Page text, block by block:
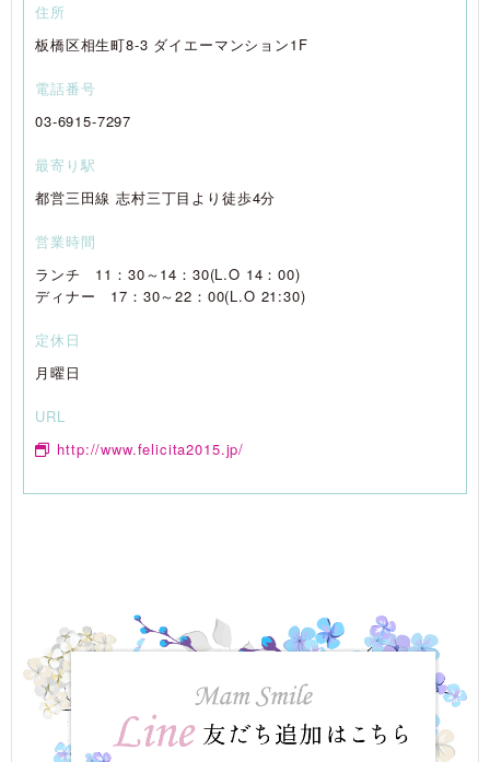
住所
板橋区相生町8-3 ダイエーマンション1F
電話番号
03-6915-7297
最寄り駅
都営三田線 志村三丁目より徒歩4分
営業時間
ランチ 11：30～14：30(L.O 14：00)
ディナー 17：30～22：00(L.O 21:30)
定休日
月曜日
URL
http://www.felicita2015.jp/